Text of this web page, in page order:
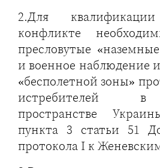
2.Для
конфликте
пресловутые
и военное наблюдение
«бесполетной зоны»
истребителей в
пространстве
пункта 3 статьи 51
протокола I к